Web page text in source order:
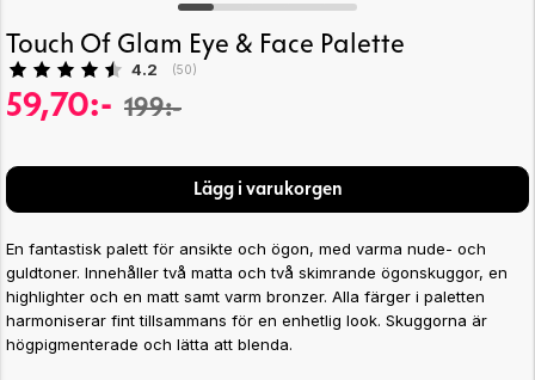
Touch Of Glam Eye & Face Palette
Snittbetyg:
4.2 (röster:
50)
59,70:- 199:-
Lägg i varukorgen
En fantastisk palett för ansikte och ögon, med varma nude- och
guldtoner. Innehåller två matta och två skimrande ögonskuggor, en
highlighter och en matt samt varm bronzer. Alla färger i paletten
harmoniserar fint tillsammans för en enhetlig look. Skuggorna är
högpigmenterade och lätta att blenda.